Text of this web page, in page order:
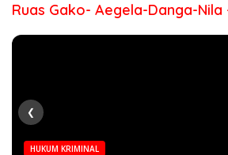
Ruas Gako- Aegela-Danga-
HUKUM KRIMINAL
❮